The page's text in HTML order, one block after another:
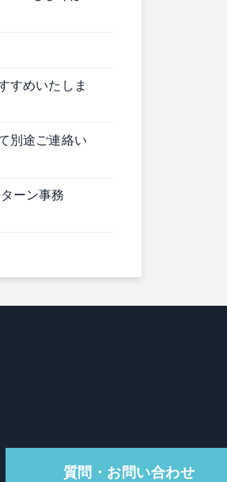
すめいたしま
別途ご連絡い
ーン事務
質問・お問い合わせ